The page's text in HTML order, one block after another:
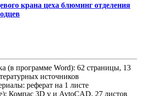
крана цеха блюминг отделения
(в программе Word): 62 страницы, 13
источников
реферат на 1 листе
Компас 3D v и AvtoCAD, 27 листов